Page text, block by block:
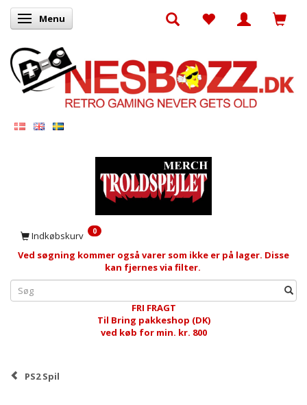
Skifte navigation
Menu
Indkøbskurv 0
Ved søgning kommer også varer som ikke er på lager. Disse
kan fjernes via filter.
FRI FRAGT
Til Bring pakkeshop (DK)
ved køb for min. kr. 800
PS2 Spil